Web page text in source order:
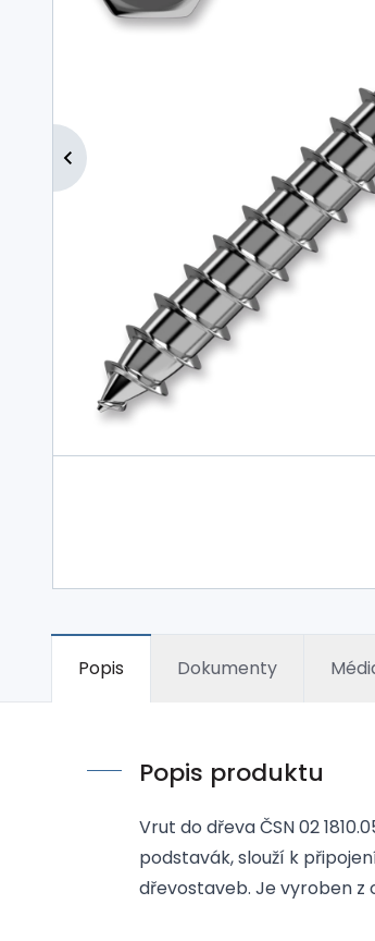
Popis Dokumenty
Popis produktu
Vrut do dřeva ČSN 02
podstavák, slouží k
dřevostaveb. Je vyroben z